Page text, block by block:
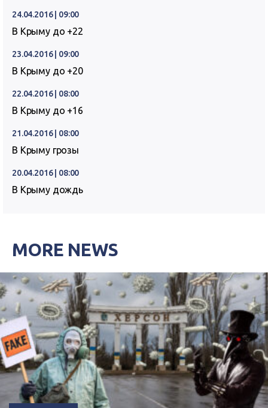
24.04.2016 | 09:00
В Крыму до +22
23.04.2016 | 09:00
В Крыму до +20
22.04.2016 | 08:00
В Крыму до +16
21.04.2016 | 08:00
В Крыму грозы
20.04.2016 | 08:00
В Крыму дождь
MORE NEWS